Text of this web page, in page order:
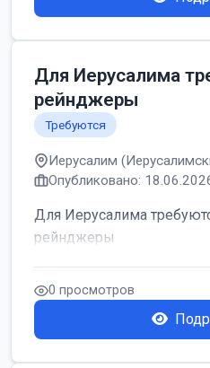
Для Иерусалима
рейнджеры
Требуются
Иерусалим
Опубликовано:
Для Иерусалима
рейнджеры
0 просмотров